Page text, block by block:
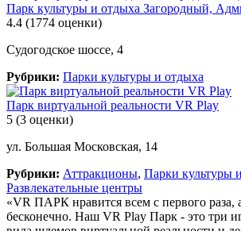
Парк культуры и отдыха Загородный,
4.4 (1774 оценки)
Судогодское шоссе, 4
Рубрики: Парки культуры и отдыха
Парк виртуальной реальности VR Play
5 (3 оценки)
ул. Большая Московская, 14
Рубрики: Аттракционы, Парки культуры
Развлекательные центры
«VR ПАРК нравится всем с первого раза,
бесконечно. Наш VR Play Парк - это три